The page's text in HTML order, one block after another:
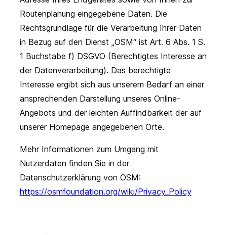
Routenplanung eingegebene Daten. Die
Rechtsgrundlage für die Verarbeitung Ihrer Daten
in Bezug auf den Dienst „OSM“ ist Art. 6 Abs. 1 S.
1 Buchstabe f) DSGVO (Berechtigtes Interesse an
der Datenverarbeitung). Das berechtigte
Interesse ergibt sich aus unserem Bedarf an einer
ansprechenden Darstellung unseres Online-
Angebots und der leichten Auffindbarkeit der auf
unserer Homepage angegebenen Orte.
Mehr Informationen zum Umgang mit
Nutzerdaten finden Sie in der
Datenschutzerklärung von OSM:
https://osmfoundation.org/wiki/Privacy_Policy